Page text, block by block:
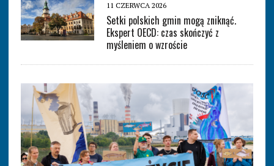
11 CZERWCA 2026
Setki polskich gmin mogą zniknąć.
Ekspert OECD: czas skończyć z
myśleniem o wzroście